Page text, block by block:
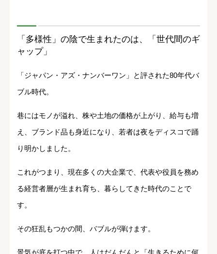
「多様性」の陰で生まれたのは、「世代間のギ
ャップ」
「ジャパン・アズ・ナンバーワン」と評された80年代バ
ブル時代。
巷にはモノが溢れ、株や土地の価格が上がり、給与も増
え、ブランド品も身近になり、若者は夜をディスコで踊
り明かしました。
これがつまり、現在多くの大企業で、代表や役員を務め
る経営者層が生まれ育ち、暮らしてきた時代のことで
す。
その狂乱もつかの間、バブルが弾けます。
景気が底を打つ中で、人はだんだんと「生きるために何